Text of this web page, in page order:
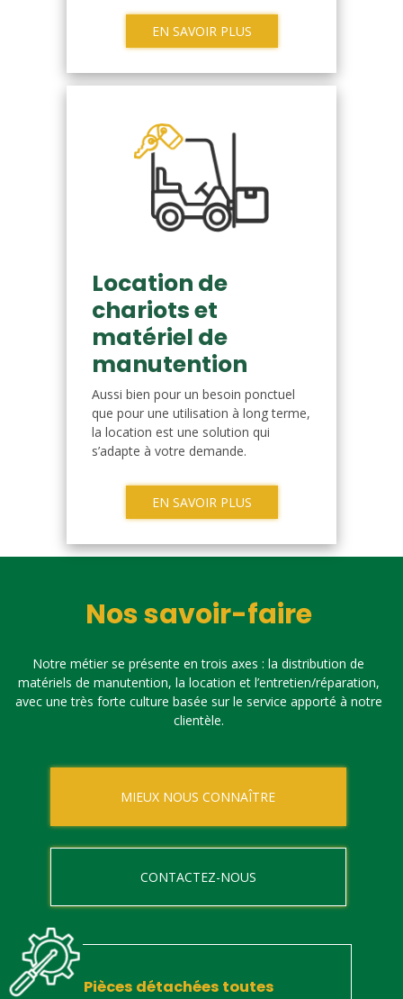
EN SAVOIR PLUS
Location de
chariots et
matériel de
manutention
Aussi bien pour un besoin ponctuel
que pour une utilisation à long terme,
la location est une solution qui
s’adapte à votre demande.
EN SAVOIR PLUS
Nos savoir-faire
Notre métier se présente en trois axes : la distribution de
matériels de manutention, la location et l’entretien/réparation,
avec une très forte culture basée sur le service apporté à notre
clientèle.
MIEUX NOUS CONNAÎTRE
CONTACTEZ-NOUS
Pièces détachées toutes